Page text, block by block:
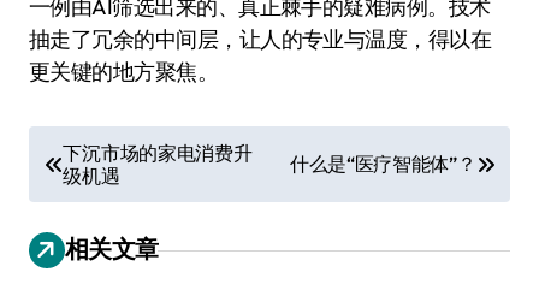
一例由AI筛选出来的、真正棘手的疑难病例。技术
抽走了冗余的中间层，让人的专业与温度，得以在
更关键的地方聚焦。
章
导
航
下沉市场的家电消费升
级机遇
什么是“医疗智能体”？
相关文章